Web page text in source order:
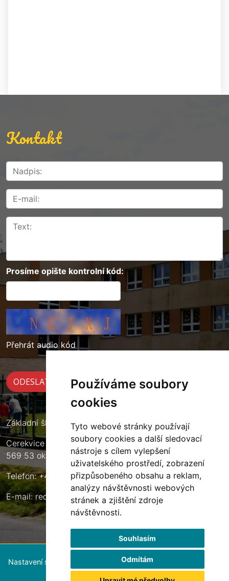
Používáme soubory
cookies
Tyto webové stránky používají
soubory cookies a další sledovací
nástroje s cílem vylepšení
uživatelského prostředí, zobrazení
přizpůsobeného obsahu a reklam,
analýzy návštěvnosti webových
stránek a zjištění zdroje
návštěvnosti.
Souhlasím
Odmítám
Kontakt
Prosíme opište kontrolní kód:
Přehrát audio kód
Základní škola Cerekvice nad Loučnou
Cerekvice nad Loučnou 135
569 53 okres Svitavy
Telefon: +420 461 633 140
E-mail:reditel@zscerekvice.cz
Nastavení souborů cookie